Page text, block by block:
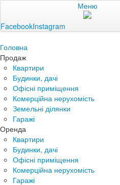
Меню
FacebookInstagram
Головна
Продаж
Квартири
Будинки, дачі
Офісні приміщення
Комерційна нерухомість
Земельні ділянки
Гаражі
Оренда
Квартири
Будинки, дачі
Офісні приміщення
Комерційна нерухомість
Гаражі